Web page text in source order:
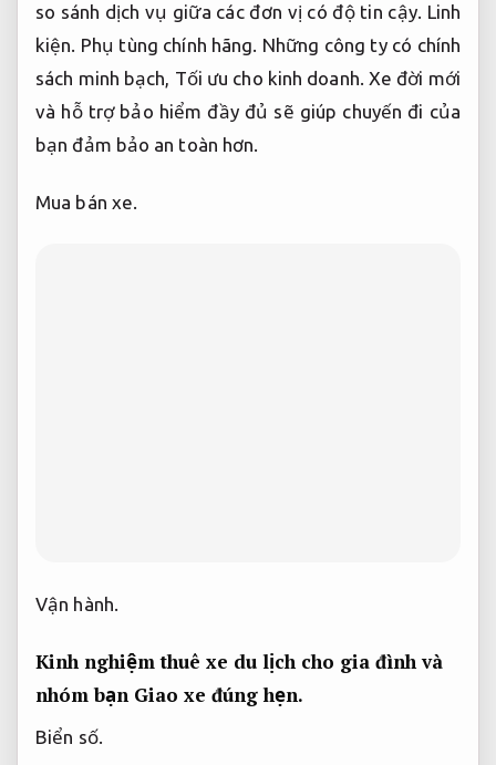
so sánh dịch vụ giữa các đơn vị có độ tin cậy. Linh
kiện. Phụ tùng chính hãng. Những công ty có chính
sách minh bạch, Tối ưu cho kinh doanh. Xe đời mới
và hỗ trợ bảo hiểm đầy đủ sẽ giúp chuyến đi của
bạn đảm bảo an toàn hơn.
Mua bán xe.
đình hoặc nhóm bạn bè.
doanh.việc áp dụng đúng kinh nghiệm thuê xe du
lịch sẽ giúp chuyến đi trở nên thuận lợi,
kinh doanh.